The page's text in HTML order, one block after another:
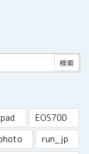
EOS70D
run_jp